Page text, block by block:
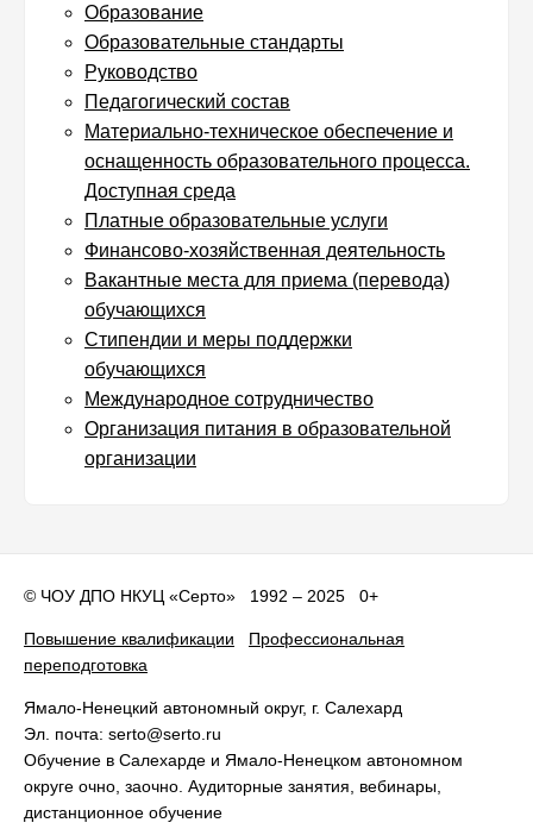
Образование
Образовательные стандарты
Руководство
Педагогический состав
Материально-техническое обеспечение и
оснащенность образовательного процесса.
Доступная среда
Платные образовательные услуги
Финансово-хозяйственная деятельность
Вакантные места для приема (перевода)
обучающихся
Стипендии и меры поддержки
обучающихся
Международное сотрудничество
Организация питания в образовательной
организации
© ЧОУ ДПО НКУЦ «Серто» 1992 – 2025 0+
Повышение квалификации
Профессиональная
переподготовка
Ямало-Ненецкий автономный округ, г. Салехард
Эл. почта: serto@serto.ru
Обучение в Салехарде и Ямало-Ненецком автономном
округе очно, заочно. Аудиторные занятия, вебинары,
дистанционное обучение